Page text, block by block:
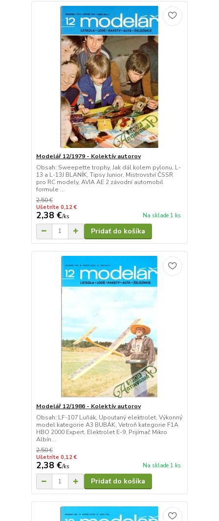
Modelář 12/1979 - Kolektív autorov
Obsah: Sweepette trophy, Jak dál kolem pylonu, L-
13 a L-13J BLANÍK, Tipsy Junior, Mistrovství ČSSR
pro RC modely, AVIA AE 2 závodní automobil
formule ...
2,50 €
Ušetríte 0,12 €
2,38 €/ks Na sklade 1 ks
Pridať do košíka
Modelář 12/1986 - Kolektív autorov
Obsah: LF-107 Luňák, Upoutaný elektrolet, Výkonný
model kategorie A3 BUBÁK, Vetroň kategorie F1A
HBO 2000 Expert, Elektrolet E-9, Prijímač Mikro
Albín...
2,50 €
Ušetríte 0,12 €
2,38 €/ks Na sklade 1 ks
Pridať do košíka